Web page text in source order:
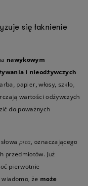
się łaknienie
nawykowym
i nieodżywczych
papier, włosy, szkło,
wartości odżywczych
do poważnych
pica, oznaczającego
przedmiotów. Już
pierwotnie
że może